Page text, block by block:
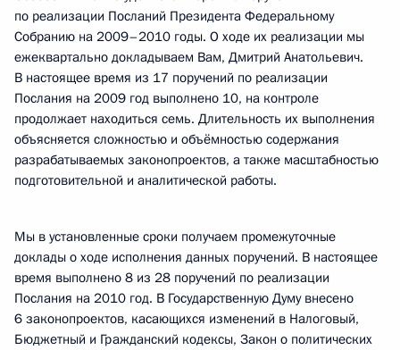
по реализации Посланий Президента Федеральному
Собранию на 2009–2010 годы. О ходе их реализации мы
ежеквартально докладываем Вам, Дмитрий Анатольевич.
В настоящее время из 17 поручений по реализации
Послания на 2009 год выполнено 10, на контроле
продолжает находиться семь. Длительность их выполнения
объясняется сложностью и объёмностью содержания
разрабатываемых законопроектов, а также масштабностью
подготовительной и аналитической работы.
Мы в установленные сроки получаем промежуточные
доклады о ходе исполнения данных поручений. В настоящее
время выполнено 8 из 28 поручений по реализации
Послания на 2010 год. В Государственную Думу внесено
6 законопроектов, касающихся изменений в Налоговый,
Бюджетный и Гражданский кодексы, Закон о политических